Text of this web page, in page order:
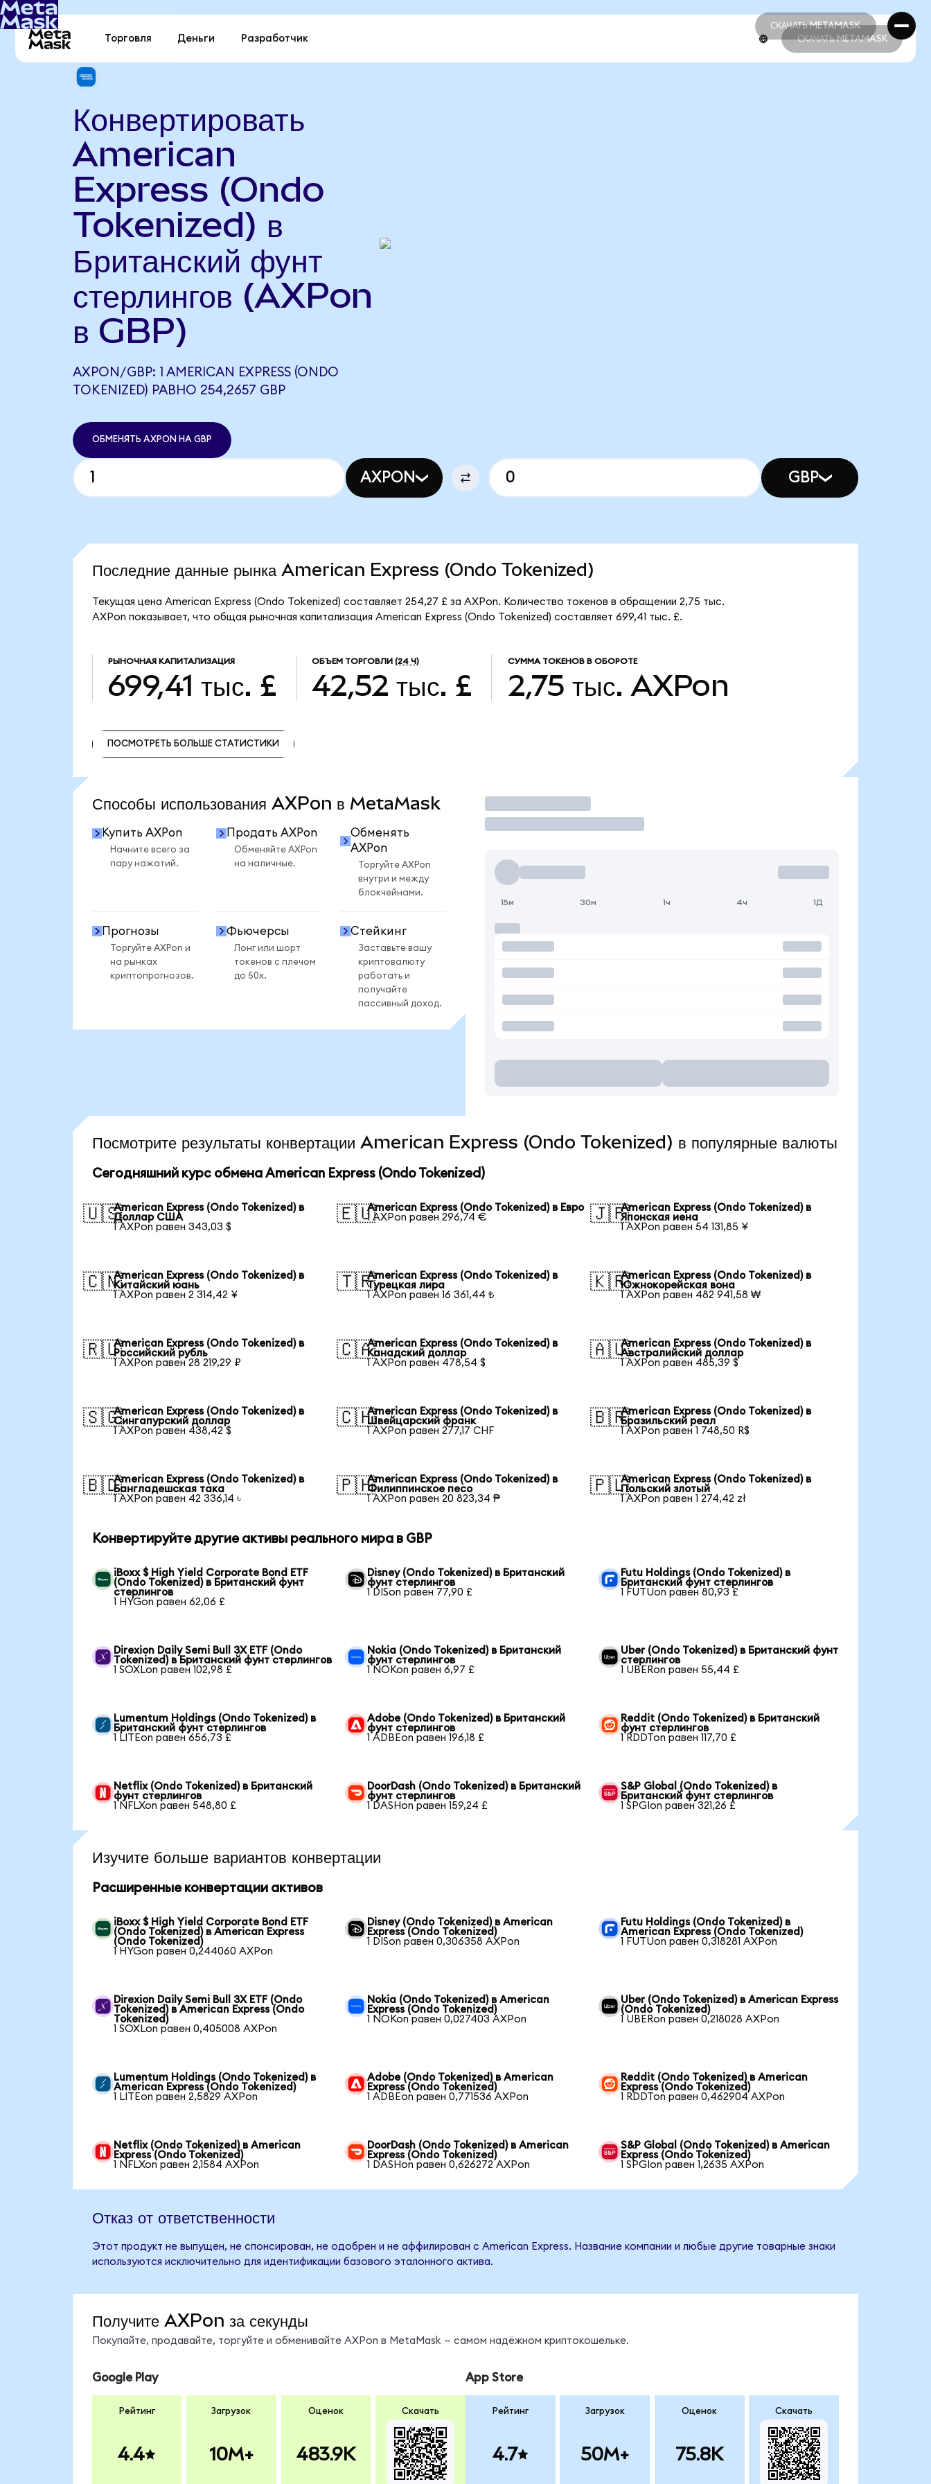
СКАЧАТЬ METAMASK
СКАЧАТЬ METAMASK
Торговля Деньги Разработчик СКАЧАТЬ METAMASK
Конвертировать
American
Express (Ondo
Tokenized) в
Британский фунт
стерлингов (AXPon
в GBP)
AXPON/GBP: 1 AMERICAN EXPRESS (ONDO
TOKENIZED) РАВНО 254,2657 GBP
ОБМЕНЯТЬ AXPON НА GBP
AXPON GBP
Последние данные рынка American Express (Ondo Tokenized)
Текущая цена American Express (Ondo Tokenized) составляет 254,27 £ за AXPon. Количество токенов в обращении 2,75 тыс.
AXPon показывает, что общая рыночная капитализация American Express (Ondo Tokenized) составляет 699,41 тыс. £.
РЫНОЧНАЯ КАПИТАЛИЗАЦИЯ
699,41 тыс. £
ОБЪЕМ ТОРГОВЛИ (24 Ч)
42,52 тыс. £
СУММА ТОКЕНОВ В ОБОРОТЕ
2,75 тыс. AXPon
ПОСМОТРЕТЬ БОЛЬШЕ СТАТИСТИКИ
Способы использования AXPon в MetaMask
Купить AXPon
Начните всего за
пару нажатий.
Продать AXPon
Обменяйте AXPon
на наличные.
Обменять
AXPon
Торгуйте AXPon
внутри и между
блокчейнами.
Прогнозы
Торгуйте AXPon и
на рынках
криптопрогнозов.
Фьючерсы
Лонг или шорт
токенов с плечом
до 50x.
Стейкинг
Заставьте вашу
криптовалюту
работать и
получайте
пассивный доход.
Торговать
15м 30м 1ч 4ч 1Д
Посмотрите результаты конвертации American Express (Ondo Tokenized) в популярные валюты
Сегодняшний курс обмена American Express (Ondo Tokenized)
🇺🇸American Express (Ondo Tokenized) в
Доллар США
1 AXPon равен 343,03 $
🇪🇺American Express (Ondo Tokenized) в Евро
1 AXPon равен 296,74 €
🇯🇵American Express (Ondo Tokenized) в
Японская иена
1 AXPon равен 54 131,85 ¥
🇨🇳American Express (Ondo Tokenized) в
Китайский юань
1 AXPon равен 2 314,42 ¥
🇹🇷American Express (Ondo Tokenized) в
Турецкая лира
1 AXPon равен 16 361,44 ₺
🇰🇷American Express (Ondo Tokenized) в
Южнокорейская вона
1 AXPon равен 482 941,58 ₩
🇷🇺American Express (Ondo Tokenized) в
Российский рубль
1 AXPon равен 28 219,29 ₽
🇨🇦American Express (Ondo Tokenized) в
Канадский доллар
1 AXPon равен 478,54 $
🇦🇺American Express (Ondo Tokenized) в
Австралийский доллар
1 AXPon равен 485,39 $
🇸🇬American Express (Ondo Tokenized) в
Сингапурский доллар
1 AXPon равен 438,42 $
🇨🇭American Express (Ondo Tokenized) в
Швейцарский франк
1 AXPon равен 277,17 CHF
🇧🇷American Express (Ondo Tokenized) в
Бразильский реал
1 AXPon равен 1 748,50 R$
🇧🇩American Express (Ondo Tokenized) в
Бангладешская така
1 AXPon равен 42 336,14 ৳
🇵🇭American Express (Ondo Tokenized) в
Филиппинское песо
1 AXPon равен 20 823,34 ₱
🇵🇱American Express (Ondo Tokenized) в
Польский злотый
1 AXPon равен 1 274,42 zł
Конвертируйте другие активы реального мира в GBP
iBoxx $ High Yield Corporate Bond ETF
(Ondo Tokenized) в Британский фунт
стерлингов
1 HYGon равен 62,06 £
Disney (Ondo Tokenized) в Британский
фунт стерлингов
1 DISon равен 77,90 £
Futu Holdings (Ondo Tokenized) в
Британский фунт стерлингов
1 FUTUon равен 80,93 £
Direxion Daily Semi Bull 3X ETF (Ondo
Tokenized) в Британский фунт стерлингов
1 SOXLon равен 102,98 £
Nokia (Ondo Tokenized) в Британский
фунт стерлингов
1 NOKon равен 6,97 £
Uber (Ondo Tokenized) в Британский фунт
стерлингов
1 UBERon равен 55,44 £
Lumentum Holdings (Ondo Tokenized) в
Британский фунт стерлингов
1 LITEon равен 656,73 £
Adobe (Ondo Tokenized) в Британский
фунт стерлингов
1 ADBEon равен 196,18 £
Reddit (Ondo Tokenized) в Британский
фунт стерлингов
1 RDDTon равен 117,70 £
Netflix (Ondo Tokenized) в Британский
фунт стерлингов
1 NFLXon равен 548,80 £
DoorDash (Ondo Tokenized) в Британский
фунт стерлингов
1 DASHon равен 159,24 £
S&P Global (Ondo Tokenized) в
Британский фунт стерлингов
1 SPGIon равен 321,26 £
Изучите больше вариантов конвертации
Расширенные конвертации активов
iBoxx $ High Yield Corporate Bond ETF
(Ondo Tokenized) в American Express
(Ondo Tokenized)
1 HYGon равен 0,244060 AXPon
Disney (Ondo Tokenized) в American
Express (Ondo Tokenized)
1 DISon равен 0,306358 AXPon
Futu Holdings (Ondo Tokenized) в
American Express (Ondo Tokenized)
1 FUTUon равен 0,318281 AXPon
Direxion Daily Semi Bull 3X ETF (Ondo
Tokenized) в American Express (Ondo
Tokenized)
1 SOXLon равен 0,405008 AXPon
Nokia (Ondo Tokenized) в American
Express (Ondo Tokenized)
1 NOKon равен 0,027403 AXPon
Uber (Ondo Tokenized) в American Express
(Ondo Tokenized)
1 UBERon равен 0,218028 AXPon
Lumentum Holdings (Ondo Tokenized) в
American Express (Ondo Tokenized)
1 LITEon равен 2,5829 AXPon
Adobe (Ondo Tokenized) в American
Express (Ondo Tokenized)
1 ADBEon равен 0,771536 AXPon
Reddit (Ondo Tokenized) в American
Express (Ondo Tokenized)
1 RDDTon равен 0,462904 AXPon
Netflix (Ondo Tokenized) в American
Express (Ondo Tokenized)
1 NFLXon равен 2,1584 AXPon
DoorDash (Ondo Tokenized) в American
Express (Ondo Tokenized)
1 DASHon равен 0,626272 AXPon
S&P Global (Ondo Tokenized) в American
Express (Ondo Tokenized)
1 SPGIon равен 1,2635 AXPon
Отказ от ответственности
Этот продукт не выпущен, не спонсирован, не одобрен и не аффилирован с American Express. Название компании и любые другие товарные знаки
используются исключительно для идентификации базового эталонного актива.
Получите AXPon за секунды
Покупайте, продавайте, торгуйте и обменивайте AXPon в MetaMask — самом надёжном криптокошельке.
Google Play
Рейтинг
4.4
Загрузок
10M+
Оценок
483.9K
Скачать
App Store
Рейтинг
4.7
Загрузок
50M+
Оценок
75.8K
Скачать